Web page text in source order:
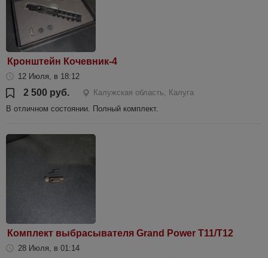
Кронштейн Кочевник-4
12 Июля, в 18:12
2 500 руб.
Калужская область, Калуга
В отличном состоянии. Полный комплект.
Комплект выбрасывателя Grand Power T11/T12
28 Июля, в 01:14